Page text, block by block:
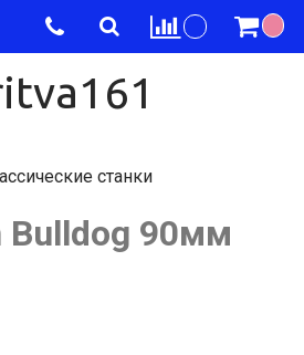
станки
Bulldog 90мм